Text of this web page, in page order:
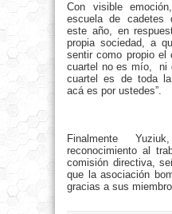
Con visible
escuela de cadetes
este año, en
propia sociedad, a
sentir como propio el
cuartel no es mío, ni
cuartel es de toda
acá es por ustedes”.
Finalmente
reconocimiento al
comisión directiva,
que la asociación
gracias a sus